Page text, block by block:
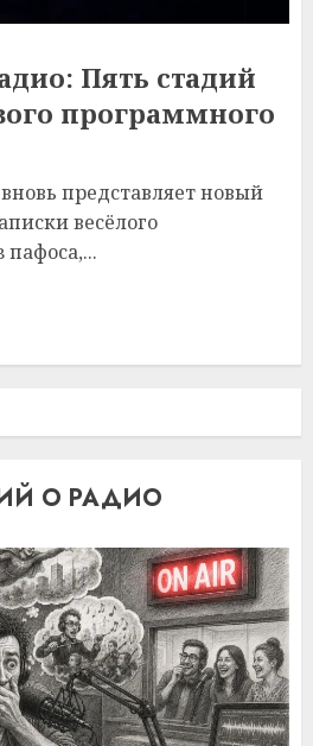
Пять стадий
программного
представляет новый
весёлого
пафоса,...
О РАДИО